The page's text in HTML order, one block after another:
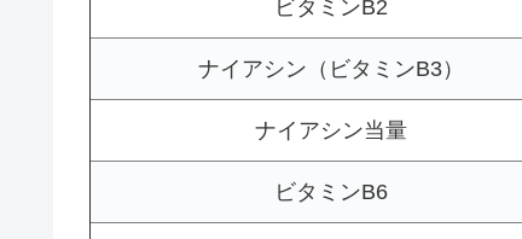
ビタミンB2
ナイアシン（ビタミンB3）
ナイアシン当量
ビタミンB6